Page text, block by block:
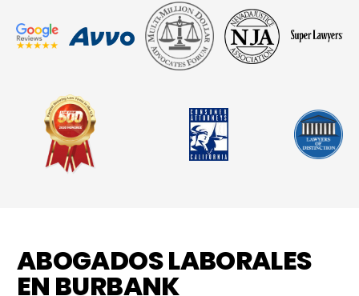
ABOGADOS LABORALES
EN BURBANK